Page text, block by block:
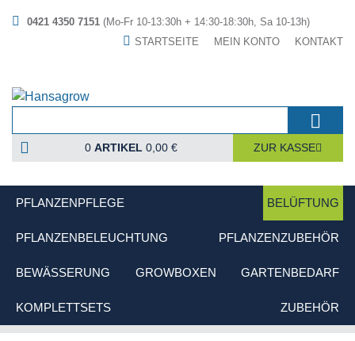
0421 4350 7151 (Mo-Fr 10-13:30h + 14:30-18:30h, Sa 10-13h)
STARTSEITE
MEIN KONTO KONTAKT
0 ARTIKEL 0,00 € ZUR KASSE
PFLANZENPFLEGE BELÜFTUNG
PFLANZENBELEUCHTUNG PFLANZENZUBEHÖR
BEWÄSSERUNG GROWBOXEN GARTENBEDARF
KOMPLETTSETS ZUBEHÖR